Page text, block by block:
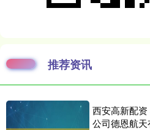
推荐资讯
西安高新配
公司德恩航